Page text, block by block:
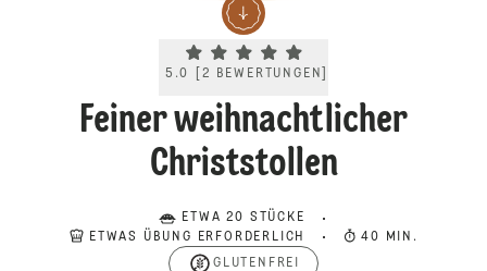
Current rating 5.0. Click to rate.
5.0 2 BEWERTUNGEN
Feiner weihnachtlicher
Christstollen
ETWA 20 STÜCKE
ETWAS ÜBUNG ERFORDERLICH
40 MIN.
GLUTENFREI